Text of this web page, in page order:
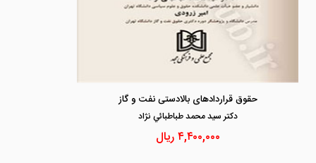
حقوق قراردادهای بالادستی نفت و گاز
دكتر سيد محمد طباطبائي نژاد
۴,۴۰۰,۰۰۰ریال